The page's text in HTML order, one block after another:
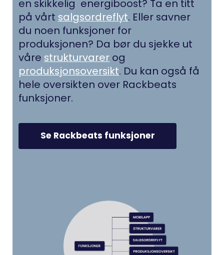
en skikkelig energiboost? Ta en titt
på vårt salgsordreflyt. Eller savner
du noen funksjoner for
produksjonen? Da bør du sjekke ut
våre strukturvarer og
produksjonsoversikt. Du kan også få
hele oversikten over Rackbeats
funksjoner.
Se Rackbeats funksjoner